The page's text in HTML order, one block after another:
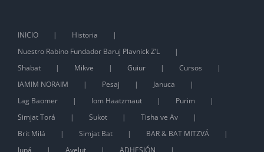
INICIO
Historia
Nuestro Rabino Fundador Baruj Plavnick Z’L
Shabat
Mikve Guiur
Cursos
IAMIM NORAIM
Pesaj
Januca
Lag Baomer
Iom Haatzmaut
Purim
Simjat Torá
Sukot
Tisha ve Av
Brit Milá
Simjat Bat
BAR & BAT MITZVÁ
Jupá
Avelut
ADHESIÓN